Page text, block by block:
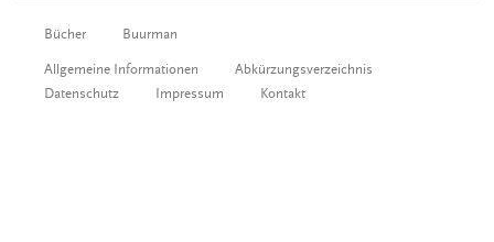
Bücher Buurman
Allgemeine Informationen
Abkürzungsverzeichnis
Datenschutz
Impressum Kontakt